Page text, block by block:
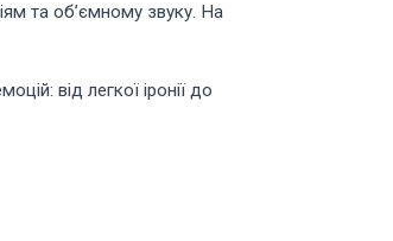
та об’ємному звуку. На
від легкої іронії до